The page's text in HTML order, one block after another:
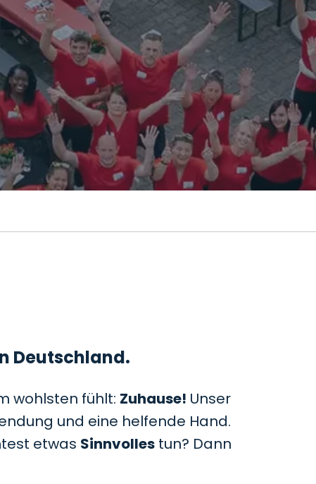
Deutschland.
wohlsten fühlt: Zuhause! Unser
und eine helfende Hand.
etwas Sinnvolles tun? Dann